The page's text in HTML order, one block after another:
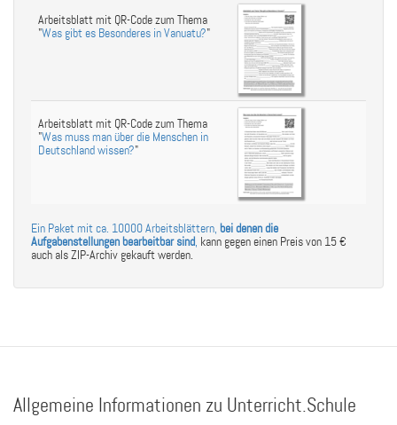
Arbeitsblatt mit QR-Code zum Thema
"Was gibt es Besonderes in Vanuatu?"
Arbeitsblatt mit QR-Code zum Thema
"Was muss man über die Menschen in
Deutschland wissen?"
Ein Paket mit ca. 10000 Arbeitsblättern, bei denen die
Aufgabenstellungen bearbeitbar sind, kann gegen einen Preis von 15 €
auch als ZIP-Archiv gekauft werden.
Allgemeine Informationen zu Unterricht.Schule